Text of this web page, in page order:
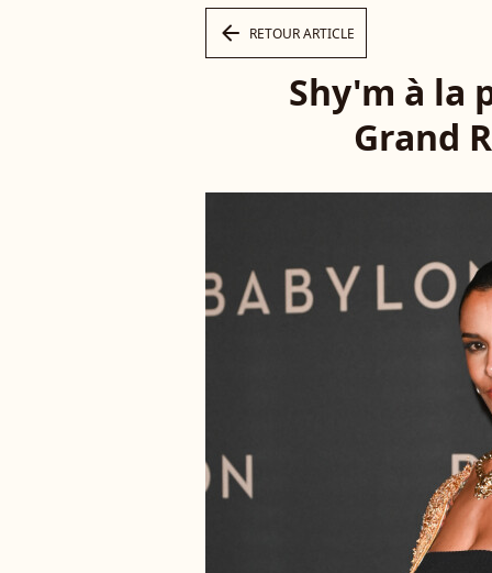
arrow_left RETOUR ARTICLE
Shy'm à la
Grand